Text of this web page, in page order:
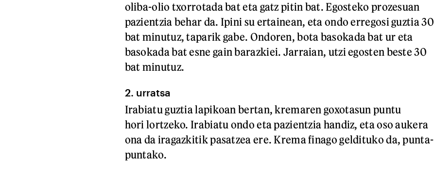
oliba-olio txorrotada bat eta gatz pitin bat. Egosteko prozesuan
pazientzia behar da. Ipini su ertainean, eta ondo erregosi guztia 30
bat minutuz, taparik gabe. Ondoren, bota basokada bat ur eta
basokada bat esne gain barazkiei. Jarraian, utzi egosten beste 30
bat minutuz.
2. urratsa
Irabiatu guztia lapikoan bertan, kremaren goxotasun puntu
hori lortzeko. Irabiatu ondo eta pazientzia handiz, eta oso aukera
ona da iragazkitik pasatzea ere. Krema finago geldituko da, punta-
puntako.